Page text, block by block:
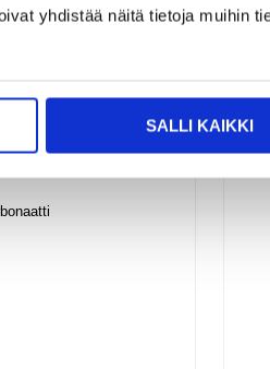
yhdistää näitä tietoja muihin
SALLI KAIKKI
veden alla! Kotelo on
läpäisee myös
118,95 EUR 21,95